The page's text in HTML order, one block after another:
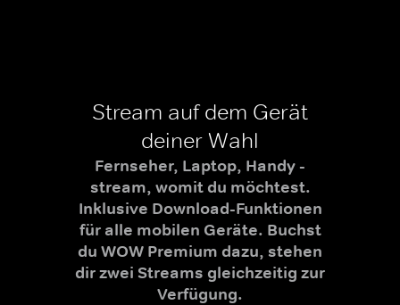
Stream auf dem Gerät
deiner Wahl
Fernseher, Laptop, Handy -
stream, womit du möchtest.
Inklusive Download-Funktionen
für alle mobilen Geräte. Buchst
du WOW Premium dazu, stehen
dir zwei Streams gleichzeitig zur
Verfügung.